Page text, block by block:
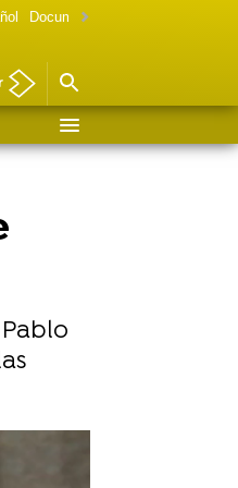
Documental Las chicas Gilmore